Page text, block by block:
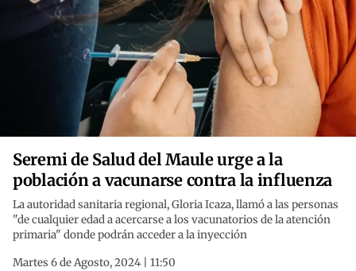
Seremi de Salud del Maule urge a la
población a vacunarse contra la influenza
La autoridad sanitaria regional, Gloria Icaza, llamó a las personas
"de cualquier edad a acercarse a los vacunatorios de la atención
primaria" donde podrán acceder a la inyección
Martes 6 de Agosto, 2024 | 11:50